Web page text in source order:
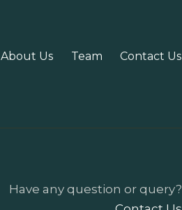
About Us Team Contact Us
Have any question or query?